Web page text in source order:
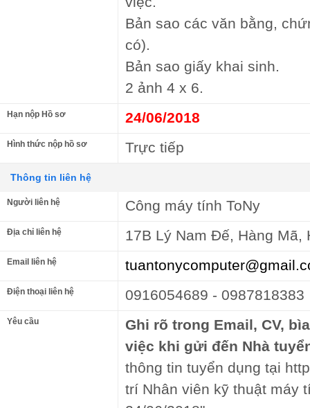
Bản sao các văn bằng,
có).
Bản sao giấy khai sinh.
2 ảnh 4 x 6.
Hạn nộp Hồ sơ 24/06/2018
Hình thức nộp hồ sơ Trực tiếp
Thông tin liên hệ
Người liên hệ Công máy tính ToNy
Địa chỉ liên hệ 17B Lý Nam Đế, Hàng Mã,
Email liên hệ
Điện thoại liên hệ 0916054689 - 0987818383
Yêu cầu
Ghi rõ trong Email, CV,
việc khi gửi đến Nhà
thông tin tuyển dụng tại
trí Nhân viên kỹ thuật máy